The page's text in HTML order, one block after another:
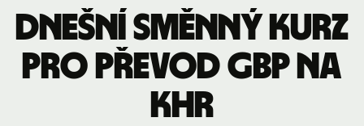
Dnešní směnný kurz
pro převod GBP na
KHR